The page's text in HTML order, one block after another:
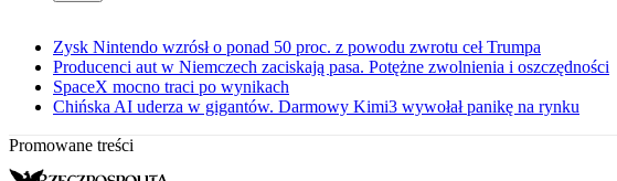
Zysk Nintendo wzrósł o ponad 50 proc. z powodu zwrotu ceł Trumpa
Producenci aut w Niemczech zaciskają pasa. Potężne zwolnienia i oszczędności
SpaceX mocno traci po wynikach
Chińska AI uderza w gigantów. Darmowy Kimi3 wywołał panikę na rynku
Promowane treści